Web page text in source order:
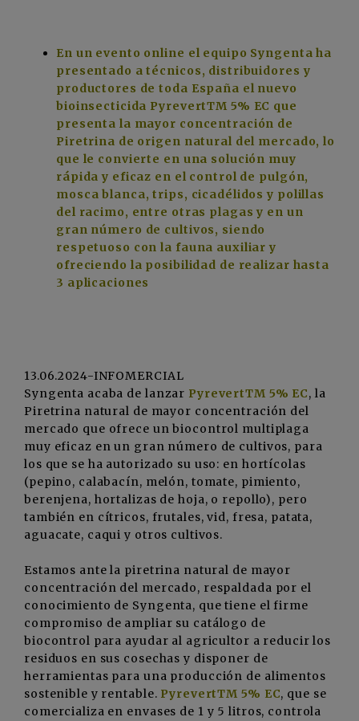
En un evento online el equipo Syngenta ha
presentado a técnicos, distribuidores y
productores de toda España el nuevo
bioinsecticida PyrevertTM 5% EC que
presenta la mayor concentración de
Piretrina de origen natural del mercado, lo
que le convierte en una solución muy
rápida y eficaz en el control de pulgón,
mosca blanca, trips, cicadélidos y polillas
del racimo, entre otras plagas y en un
gran número de cultivos, siendo
respetuoso con la fauna auxiliar y
ofreciendo la posibilidad de realizar hasta
3 aplicaciones
13.06.2024-INFOMERCIAL
Syngenta acaba de lanzar PyrevertTM 5% EC, la
Piretrina natural de mayor concentración del
mercado que ofrece un biocontrol multiplaga
muy eficaz en un gran número de cultivos, para
los que se ha autorizado su uso: en hortícolas
(pepino, calabacín, melón, tomate, pimiento,
berenjena, hortalizas de hoja, o repollo), pero
también en cítricos, frutales, vid, fresa, patata,
aguacate, caqui y otros cultivos.
Estamos ante la piretrina natural de mayor
concentración del mercado, respaldada por el
conocimiento de Syngenta, que tiene el firme
compromiso de ampliar su catálogo de
biocontrol para ayudar al agricultor a reducir los
residuos en sus cosechas y disponer de
herramientas para una producción de alimentos
sostenible y rentable. PyrevertTM 5% EC, que se
comercializa en envases de 1 y 5 litros, controla